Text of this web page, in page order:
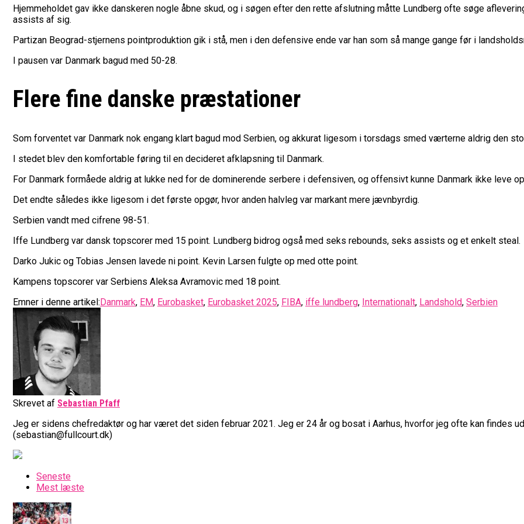
Hjemmeholdet gav ikke danskeren nogle åbne skud, og i søgen efter den rette afslutning måtte Lundberg ofte søge
assists af sig.
Partizan Beograd-stjernens pointproduktion gik i stå, men i den defensive ende var han som så mange gange før i
I pausen var Danmark bagud med 50-28.
Flere fine danske præstationer
Som forventet var Danmark nok engang klart bagud mod Serbien, og akkurat ligesom i torsdags smed værterne aldrig den
I stedet blev den komfortable føring til en decideret afklapsning til Danmark.
For Danmark formåede aldrig at lukke ned for de dominerende serbere i defensiven, og offensivt kunne Danmark ikke leve
Det endte således ikke ligesom i det første opgør, hvor anden halvleg var markant mere jævnbyrdig.
Serbien vandt med cifrene 98-51.
Iffe Lundberg var dansk topscorer med 15 point. Lundberg bidrog også med seks rebounds, seks assists og et enkelt steal.
Darko Jukic og Tobias Jensen lavede ni point. Kevin Larsen fulgte op med otte point.
Kampens topscorer var Serbiens Aleksa Avramovic med 18 point.
Emner i denne artikel:Danmark, EM, Eurobasket, Eurobasket 2025, FIBA, iffe lundberg, Internationalt, Landshold, Serbien
Skrevet af Sebastian Pfaff
Jeg er sidens chefredaktør og har været det siden februar 2021. Jeg er 24 år og bosat i Aarhus, hvorfor jeg ofte kan findes
(sebastian@fullcourt.dk)
Seneste
Mest læste